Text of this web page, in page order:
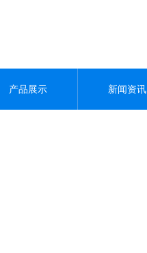
产品展示 新闻资讯